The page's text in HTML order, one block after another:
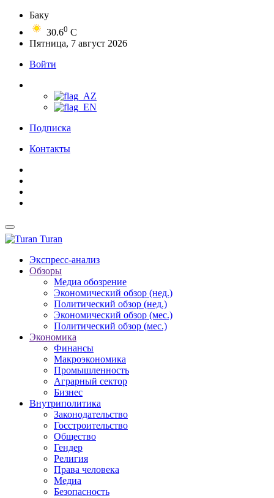
Баку
30.60 C
Пятница, 7 август 2026
Войти
Подписка
Контакты
Turan
Экспресс-анализ
Обзоры
Медиа обозрение
Экономический обзор (нед.)
Политический обзор (нед.)
Экономический обзор (мес.)
Политический обзор (мес.)
Экономика
Финансы
Макроэкономика
Промышленность
Аграрный сектор
Бизнес
Внутриполитика
Законодательство
Госстроительство
Общество
Гендер
Религия
Права человека
Медиа
Безопасность